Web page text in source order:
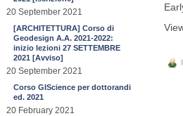
20 September 2021
[ARCHITETTURA] Corso di
Geodesign A.A. 2021-2022:
inizio lezioni 27 SETTEMBRE
2021 [Avviso]
20 September 2021
Corso GIScience per dottorandi
ed. 2021
20 February 2021